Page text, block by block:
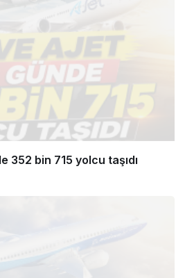
352 bin 715 yolcu taşıdı